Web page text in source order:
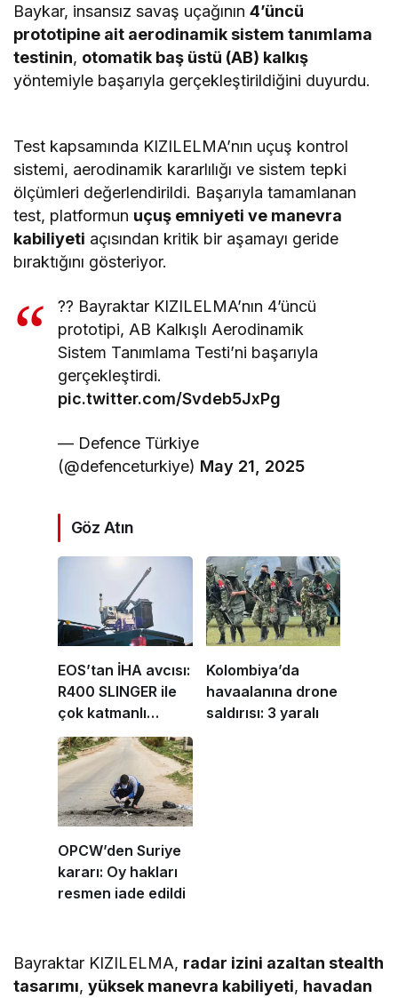
Baykar, insansız savaş uçağının4’üncü
prototipine ait aerodinamik sistem tanımlama
testinin, otomatik baş üstü (AB) kalkış
yöntemiyle başarıyla gerçekleştirildiğini duyurdu.
Test kapsamında KIZILELMA’nın uçuş kontrol
sistemi, aerodinamik kararlılığı ve sistem tepki
ölçümleri değerlendirildi. Başarıyla tamamlanan
test, platformun uçuş emniyeti ve manevra
kabiliyeti açısından kritik bir aşamayı geride
bıraktığını gösteriyor.
?? Bayraktar KIZILELMA’nın 4’üncü
prototipi, AB Kalkışlı Aerodinamik
Sistem Tanımlama Testi’ni başarıyla
gerçekleştirdi.
pic.twitter.com/Svdeb5JxPg
— Defence Türkiye
(@defenceturkiye) May 21, 2025
Göz Atın
EOS’tan İHA avcısı:
R400 SLINGER ile
çok katmanlı
savunma
Kolombiya’da
havaalanına drone
saldırısı: 3 yaralı
OPCW’den Suriye
kararı: Oy hakları
resmen iade edildi
Bayraktar KIZILELMA, radar izini azaltan stealth
tasarımı,yüksek manevra kabiliyeti, havadan